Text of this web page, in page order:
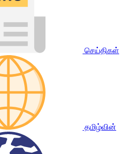
செய்திகள்
தமிழ்வின்